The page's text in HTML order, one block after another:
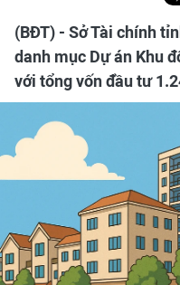
(BĐT) - Sở Tài chính
danh mục Dự án Khu
với tổng vốn đầu tư